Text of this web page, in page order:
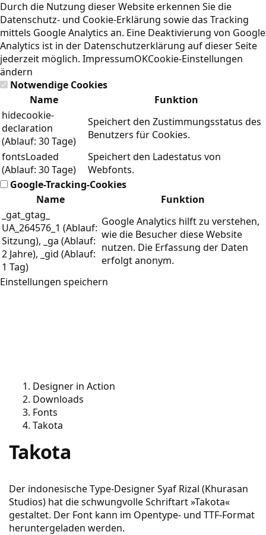
Durch die Nutzung dieser Website erkennen Sie die
Datenschutz- und Cookie-Erklärung sowie das Tracking
mittels Google Analytics an. Eine Deaktivierung von Google
Analytics ist in der Datenschutzerklärung auf dieser Seite
jederzeit möglich. ImpressumOKCookie-Einstellungen
ändern
Notwendige Cookies
Name
Funktion
hidecookie-
declaration
(Ablauf: 30 Tage)
Speichert den Zustimmungsstatus des
Benutzers für Cookies.
fontsLoaded
(Ablauf: 30 Tage)
Speichert den Ladestatus von
Webfonts.
Google-Tracking-Cookies
Name
Funktion
_gat_gtag_
UA_264576_1 (Ablauf:
Sitzung), _ga (Ablauf:
2 Jahre), _gid (Ablauf:
1 Tag)
Google Analytics hilft zu verstehen,
wie die Besucher diese Website
nutzen. Die Erfassung der Daten
erfolgt anonym.
Einstellungen speichern
Designer in Action
Downloads
Fonts
Takota
Takota
Der indonesische Type-Designer Syaf Rizal (Khurasan
Studios) hat die schwungvolle Schriftart »Takota«
gestaltet. Der Font kann im Opentype- und TTF-Format
heruntergeladen werden.